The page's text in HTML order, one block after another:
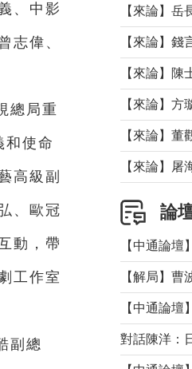
、中影
志偉、
總局重
和使命
高級副
、歐冠
動，帶
工作室
副總
【來論】
論